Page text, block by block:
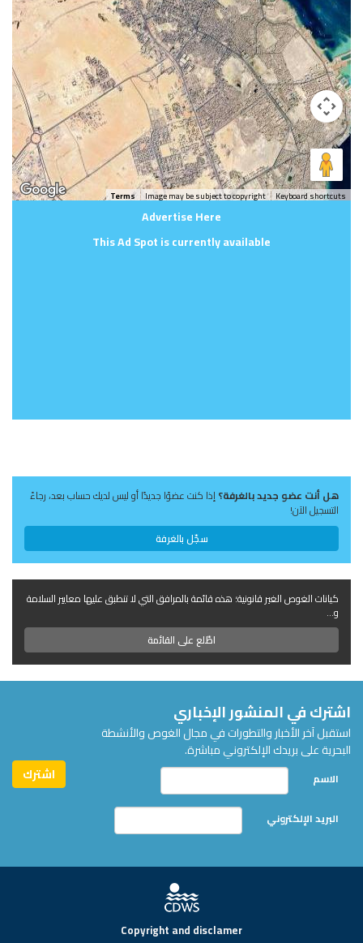
Keyboard shortcuts
Image may be subject to copyright
Terms
Advertise Here
This Ad Spot is currently available
هل أنت عضو جديد بالغرفة؟إذا كنت عضوًا جديدًا أو ليس لديك حساب بعد، رجاءً
التسجيل الآن!
سجّل بالغرفة
كيانات الغوص الغير قانونية؛ هذه قائمة بالمرافق التي لا تنطبق عليها معايير السلامة
و...
اطّلع على القائمة
اشترك في المنشور الإخباري
استقبل آخر الأخبار والتطورات في مجال الغوص والأنشطة
البحرية على بريدك الإلكتروني مباشرة.
الاسم
البريد الإلكتروني
Copyright and disclamer